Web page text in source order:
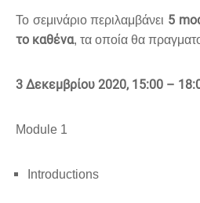
Το σεμινάριο περιλαμβάνει 5
το καθένα, τα οποία θα
3 Δεκεμβρίου 2020, 15:00 –
Module 1
Introductions